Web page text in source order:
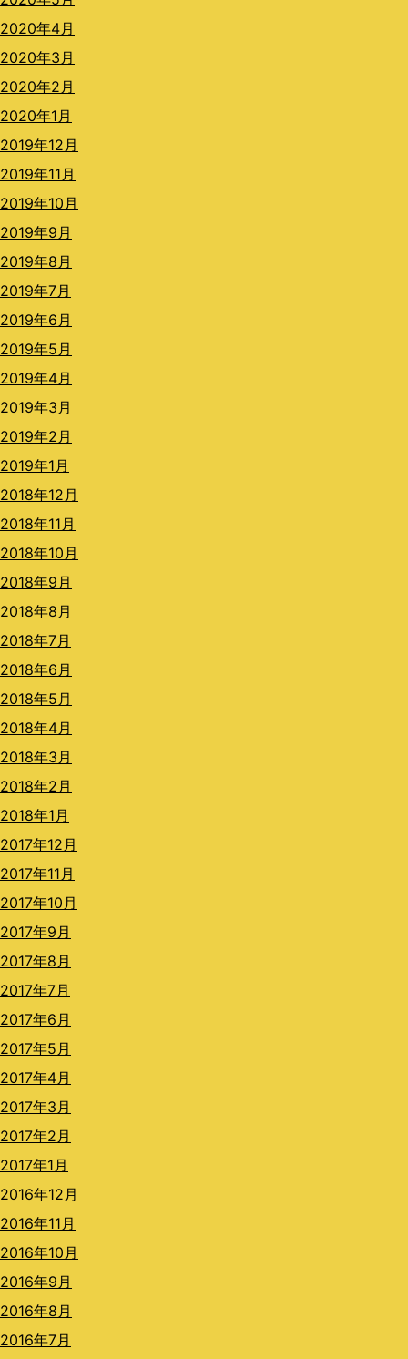
2020年4月
2020年3月
2020年2月
2020年1月
2019年12月
2019年11月
2019年10月
2019年9月
2019年8月
2019年7月
2019年6月
2019年5月
2019年4月
2019年3月
2019年2月
2019年1月
2018年12月
2018年11月
2018年10月
2018年9月
2018年8月
2018年7月
2018年6月
2018年5月
2018年4月
2018年3月
2018年2月
2018年1月
2017年12月
2017年11月
2017年10月
2017年9月
2017年8月
2017年7月
2017年6月
2017年5月
2017年4月
2017年3月
2017年2月
2017年1月
2016年12月
2016年11月
2016年10月
2016年9月
2016年8月
2016年7月